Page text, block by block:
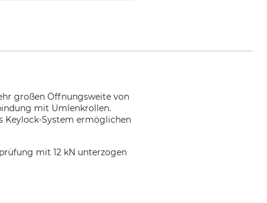
großen Öffnungsweite von
mit Umlenkrollen.
Keylock-System ermöglichen
mit 12 kN unterzogen